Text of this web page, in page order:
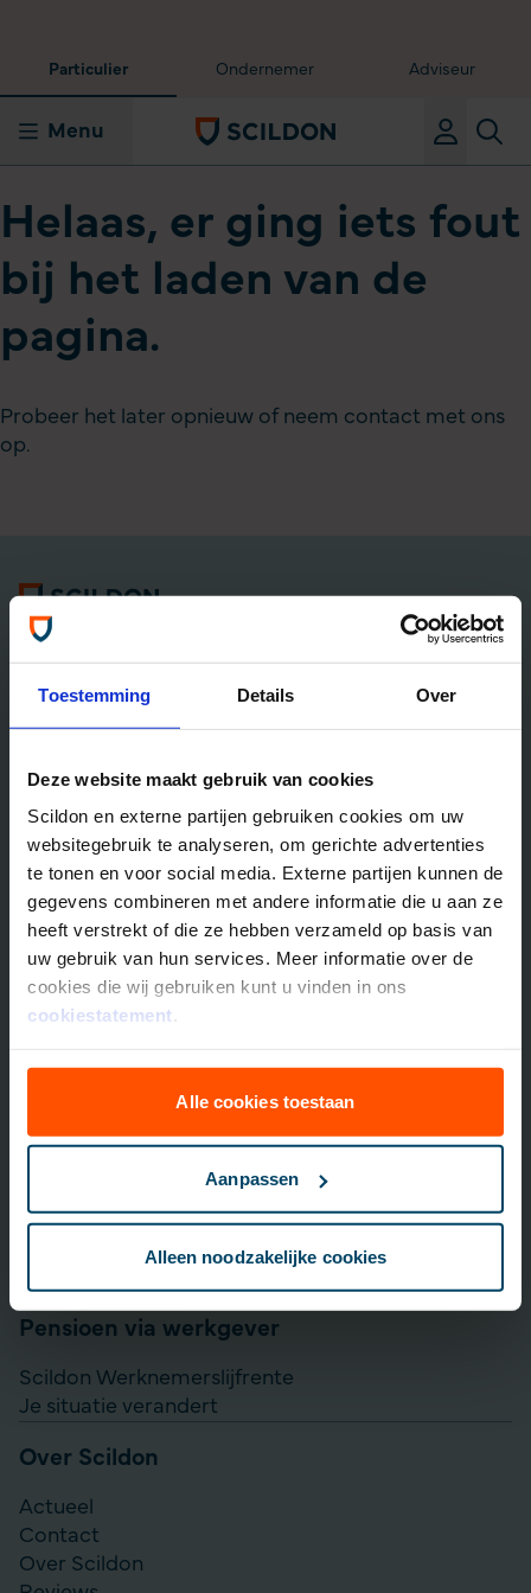
Toestemming Details Over
Deze website maakt gebruik van cookies
Scildon en externe partijen gebruiken cookies om uw
websitegebruik te analyseren, om gerichte advertenties
te tonen en voor social media. Externe partijen kunnen de
gegevens combineren met andere informatie die u aan ze
heeft verstrekt of die ze hebben verzameld op basis van
uw gebruik van hun services. Meer informatie over de
cookies die wij gebruiken kunt u vinden in ons
cookiestatement.
Alle cookies toestaan
Aanpassen
Alleen noodzakelijke cookies
Particulier Ondernemer Adviseur
Menu
Helaas, er ging iets fout
bij het laden van de
pagina.
Probeer het later opnieuw of neem contact met ons
op.
Algemene informatie
Scildon Lifestyle ORV
Lifestyle Hypotheek ORV
Lifestyle Stoppen met Roken ORV
Scildon Huur ORV
Scildon Compagnonsverzekering
Beleggen
Vergelijk beleggingsfondsen
Lijfrente opbouwen
Particulier Pensioen Plan
Scildon Easy B
Direct Ingaande Lijfrente
Pensioen via werkgever
Scildon Werknemerslijfrente
Je situatie verandert
Over Scildon
Actueel
Contact
Over Scildon